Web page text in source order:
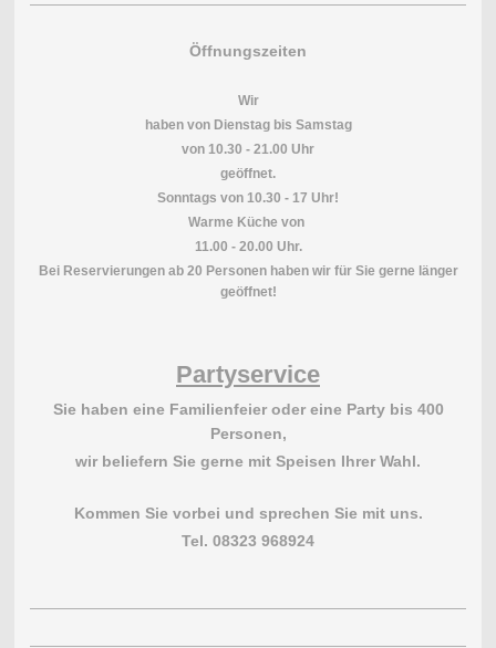
Öffnungszeiten
Wir
haben von Dienstag bis Samstag
von 10.30 - 21.00 Uhr
geöffnet.
Sonntags von 10.30 - 17 Uhr!
Warme Küche von
11.00 - 20.00 Uhr.
Bei Reservierungen ab 20 Personen haben wir für Sie gerne länger
geöffnet!
Partyservice
Sie haben eine Familienfeier oder eine Party bis 400
Personen,
wir beliefern Sie gerne mit Speisen Ihrer Wahl.
Kommen Sie vorbei und sprechen Sie mit uns.
Tel. 08323 968924